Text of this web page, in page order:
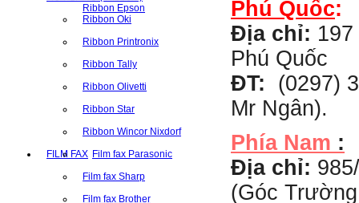
Ribbon Epson
Ribbon Oki
Ribbon Printronix
Ribbon Tally
Ribbon Olivetti
Ribbon Star
Ribbon Wincor Nixdorf
FILM FAX Film fax Parasonic
Film fax Sharp
Film fax Brother
Phú Quốc:
Địa chỉ:
Phú Quốc
ĐT:
(0297)
Mr Ngân).
Phía Nam :
Địa chỉ:
(Góc